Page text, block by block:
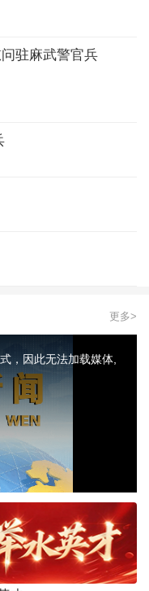
驻麻武警官兵
更多>
，因此无法加载媒体,